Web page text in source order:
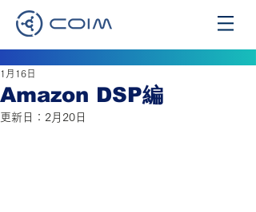
Amazon DSP編
1月16日
更新日： 2月20日